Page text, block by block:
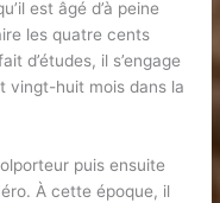
est âgé d’à peine
les quatre cents
d’études, il s’engage
vingt-huit mois dans la
puis ensuite
À cette époque, il